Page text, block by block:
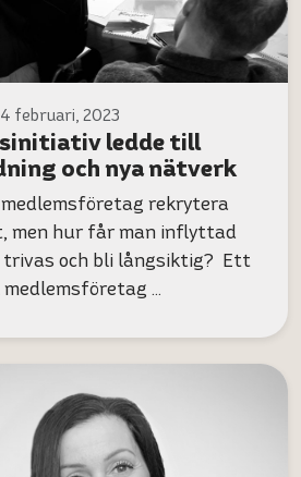
februari, 2023
ledde till
och nya nätverk
rekrytera
men hur får man inflyttad
och bli långsiktig? Ett
…